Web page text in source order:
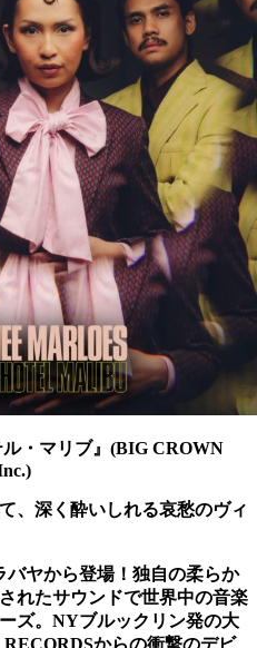
・マリブ』(BIG CROWN
、深く酔いしれる哀愁のヴィ
バヤから登場！独自の柔らか
れたサウンドで世界中の音楽
ズ。NYブルックリン発の大